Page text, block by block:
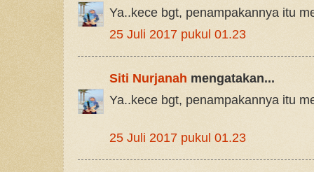
Ya..kece bgt, penampakannya itu
25 Juli 2017 pukul 01.23
Siti Nurjanah mengatakan...
Ya..kece bgt, penampakannya itu
25 Juli 2017 pukul 01.23